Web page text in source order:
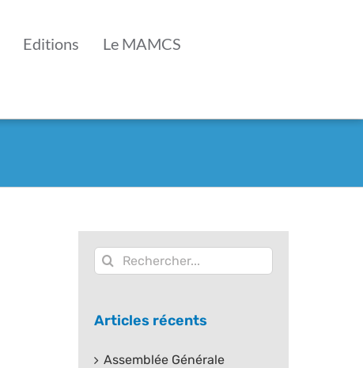
Editions
Le MAMCS
Rechercher:
Articles récents
Assemblée Générale